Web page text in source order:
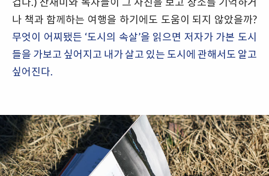
나 책과 함께하는 여행을 하기에도 도움이 되지 않았을까?
무엇이 어찌됐든 ‘도시의 속살’을 읽으면 저자가 가본 도시
들을 가보고 싶어지고 내가 살고 있는 도시에 관해서도 알고
싶어진다.